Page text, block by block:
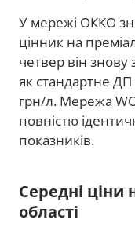
У мережі ОККО
цінник на
четвер він знову
як стандартне
грн/л. Мережа
повністю
показників.
Середні ціни
області